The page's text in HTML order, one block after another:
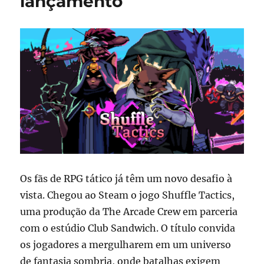
Next
Fest
Os fãs de RPG tático já têm um novo desafio à
vista. Chegou ao Steam o jogo Shuffle Tactics,
uma produção da The Arcade Crew em parceria
com o estúdio Club Sandwich. O título convida
os jogadores a mergulharem em um universo
de fantasia sombria, onde batalhas exigem